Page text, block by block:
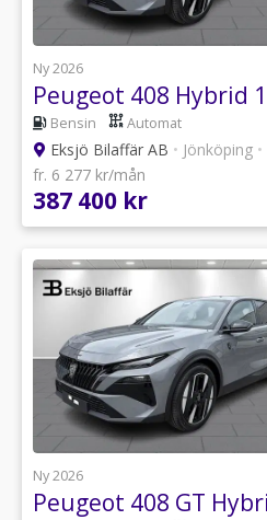
Ny 2026
Bensin Automat
Eksjö Bilaffär AB • Jönköping •
fr. 6 277 kr/mån
387 400 kr
Ny 2026